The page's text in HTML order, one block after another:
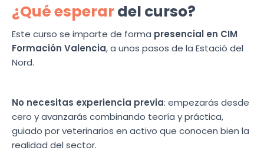
¿Qué esperardel curso?
Este curso se imparte de forma presencial en CIM
Formación Valencia, a unos pasos de la Estació del
Nord.
No necesitas experiencia previa: empezarás desde
cero y avanzarás combinando teoría y práctica,
guiado por veterinarios en activo que conocen bien la
realidad del sector.